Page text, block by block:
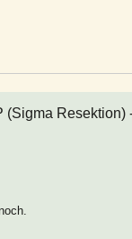
(Sigma Resektion)